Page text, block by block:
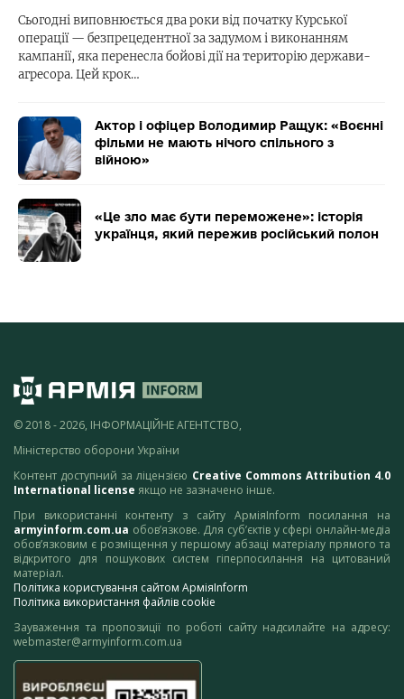
Сьогодні виповнюється два роки від початку Курської
операції — безпрецедентної за задумом і виконанням
кампанії, яка перенесла бойові дії на територію держави-
агресора. Цей крок…
Актор і офіцер Володимир Ращук: «Воєнні
фільми не мають нічого спільного з
війною»
«Це зло має бути переможене»: історія
українця, який пережив російський полон
© 2018 - 2026, ІНФОРМАЦІЙНЕ АГЕНТСТВО,
Міністерство оборони України
Контент доступний за ліцензією Creative Commons Attribution 4.0
International license якщо не зазначено інше.
При використанні контенту з сайту АрміяInform посилання на
armyinform.com.ua обов’язкове. Для суб’єктів у сфері онлайн-медіа
обов’язковим є розміщення у першому абзаці матеріалу прямого та
відкритого для пошукових систем гіперпосилання на цитований
матеріал.
Політика користування сайтом АрміяInform
Політика використання файлів cookie
Зауваження та пропозиції по роботі сайту надсилайте на адресу:
webmaster@armyinform.com.ua